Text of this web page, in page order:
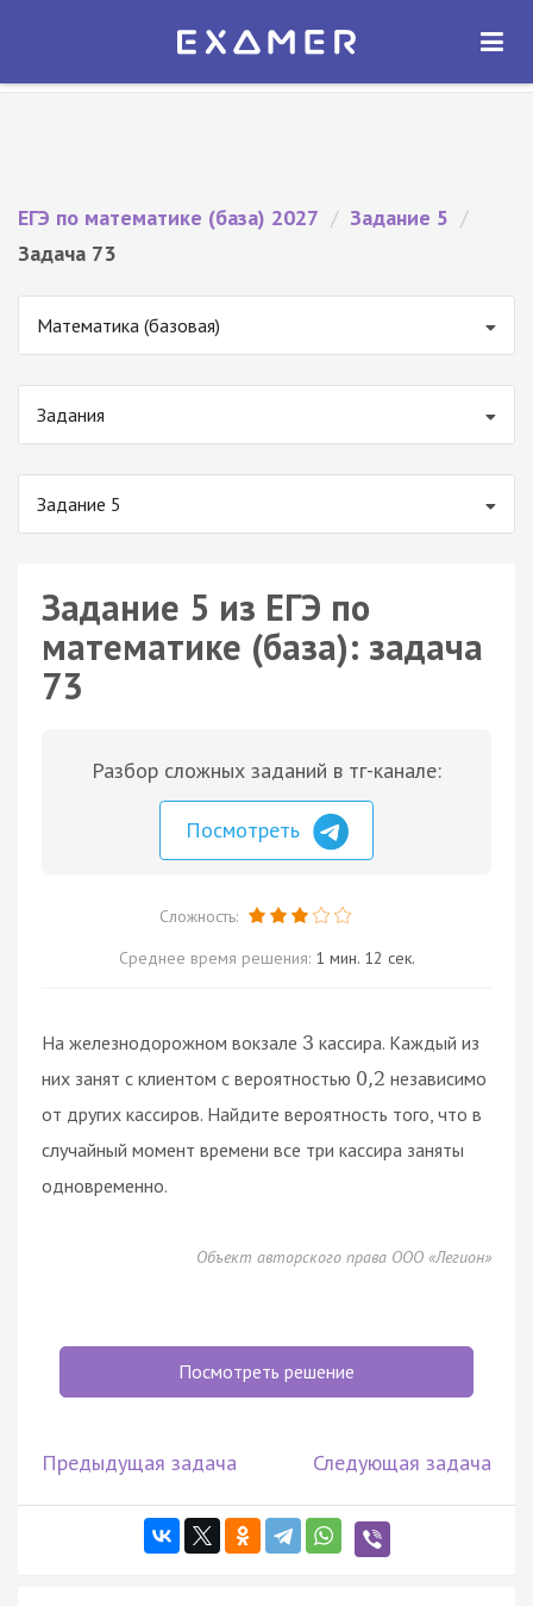
Экзамер — ЕГЭ 2027
ОТКРЫТЬ
ЕГЭ по математике (база) 2027 / Задание 5 /
Задача 73
Математика (базовая)
Задания
Задание 5
Задание 5 из ЕГЭ по
математике (база): задача
73
Разбор сложных заданий в тг-канале:
Посмотреть
Сложность:
Среднее время решения: 1 мин. 12 сек.
На железнодорожном вокзале 3 кассира. Каждый из
них занят с клиентом с вероятностью 0,2 независимо
от других кассиров. Найдите вероятность того, что в
случайный момент времени все три кассира заняты
одновременно.
Объект авторского права ООО «Легион»
Посмотреть решение
Предыдущая задача Следующая задача